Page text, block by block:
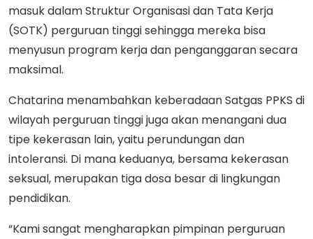
masuk dalam Struktur Organisasi dan Tata Kerja
(SOTK) perguruan tinggi sehingga mereka bisa
menyusun program kerja dan penganggaran secara
maksimal.
Chatarina menambahkan keberadaan Satgas PPKS di
wilayah perguruan tinggi juga akan menangani dua
tipe kekerasan lain, yaitu perundungan dan
intoleransi. Di mana keduanya, bersama kekerasan
seksual, merupakan tiga dosa besar di lingkungan
pendidikan.
“Kami sangat mengharapkan pimpinan perguruan